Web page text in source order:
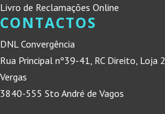
Livro de Reclamações Online
CONTACTOS
DNL Convergência
Rua Principal nº39-41, RC Direito, Loja 2
Vergas
3840-555 Sto André de Vagos